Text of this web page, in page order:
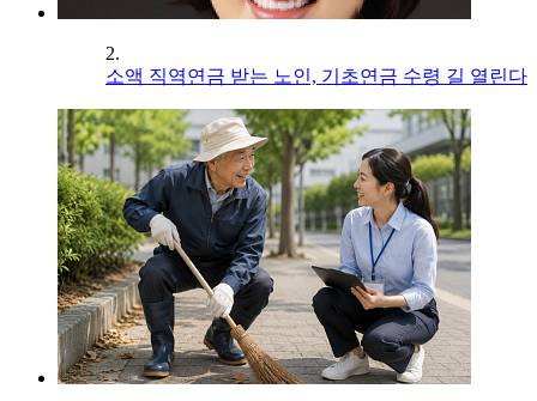
2.
소액 직역연금 받는 노인, 기초연금 수령 길 열린다